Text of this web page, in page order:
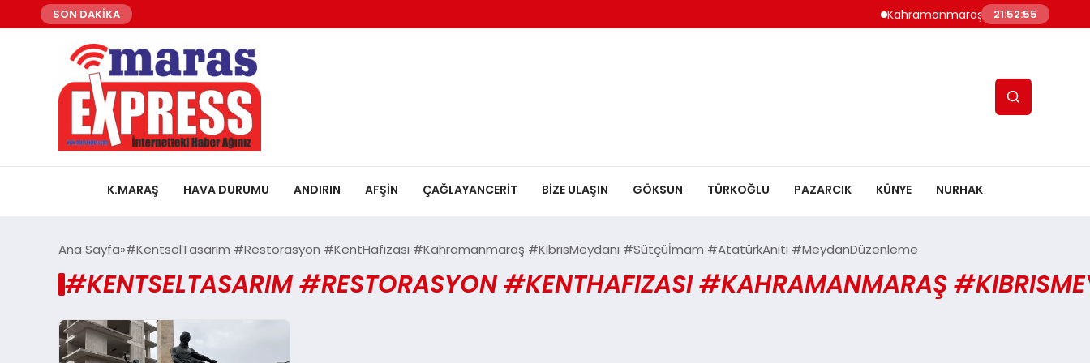
SON DAKİKA Kahramanmaraş’ta Altyapı
21:52:55
K.MARAŞ HAVA DURUMU ANDIRIN AFŞİN ÇAĞLAYANCERİT BİZE ULAŞIN GÖKSUN TÜRKOĞLU PAZARCIK KÜNYE NURHAK
Ana Sayfa #KentselTasarım #Restorasyon #KentHafızası #Kahramanmaraş #KıbrısMeydanı #Sütçüİmam #AtatürkAnıtı #MeydanDüzenleme
#KENTSELTASARIM #RESTORASYON #KENTHAFIZASI #KAHRAMANMARAŞ